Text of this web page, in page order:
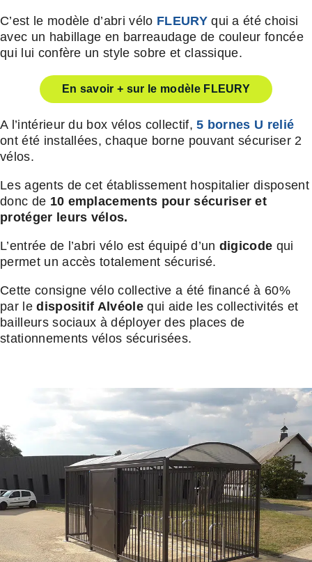
C’est le modèle d’abri vélo FLEURYqui a été choisi
avec un habillage en barreaudage de couleur foncée
qui lui confère un style sobre et classique.
En savoir + sur le modèle FLEURY
A l’intérieur du box vélos collectif,5 bornes U relié
ont été installées, chaque borne pouvant sécuriser 2
vélos.
Les agents de cet établissement hospitalier disposent
donc de 10 emplacements pour sécuriser et
protéger leurs vélos.
L’entrée de l’abri vélo est équipé d’un digicode qui
permet un accès totalement sécurisé.
Cette consigne vélo collective a été financé à 60%
par ledispositif Alvéole qui aide les collectivités et
bailleurs sociaux à déployer des places de
stationnements vélos sécurisées.